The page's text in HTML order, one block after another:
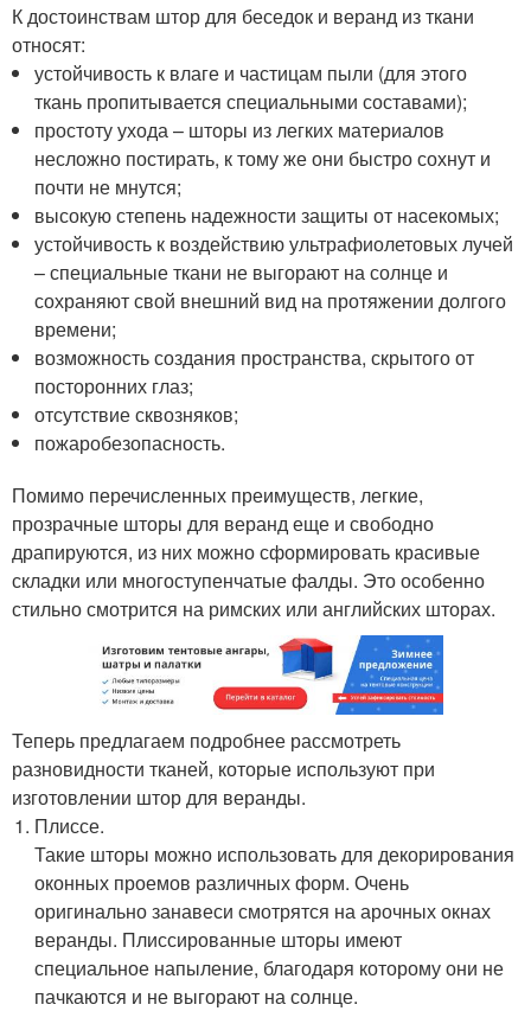
К достоинствам штор для беседок и веранд из ткани
относят:
устойчивость к влаге и частицам пыли (для этого
ткань пропитывается специальными составами);
простоту ухода – шторы из легких материалов
несложно постирать, к тому же они быстро сохнут и
почти не мнутся;
высокую степень надежности защиты от насекомых;
устойчивость к воздействию ультрафиолетовых лучей
– специальные ткани не выгорают на солнце и
сохраняют свой внешний вид на протяжении долгого
времени;
возможность создания пространства, скрытого от
посторонних глаз;
отсутствие сквозняков;
пожаробезопасность.
Помимо перечисленных преимуществ, легкие,
прозрачные шторы для веранд еще и свободно
драпируются, из них можно сформировать красивые
складки или многоступенчатые фалды. Это особенно
стильно смотрится на римских или английских шторах.
Теперь предлагаем подробнее рассмотреть
разновидности тканей, которые используют при
изготовлении штор для веранды.
Плиссе.
Такие шторы можно использовать для декорирования
оконных проемов различных форм. Очень
оригинально занавеси смотрятся на арочных окнах
веранды. Плиссированные шторы имеют
специальное напыление, благодаря которому они не
пачкаются и не выгорают на солнце.